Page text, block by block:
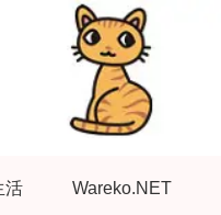
活 Wareko.NET